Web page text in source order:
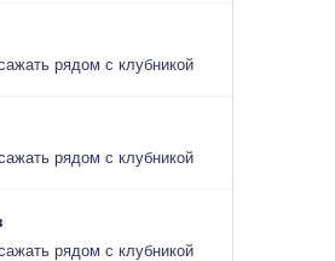
рядом с клубникой
рядом с клубникой
рядом с клубникой